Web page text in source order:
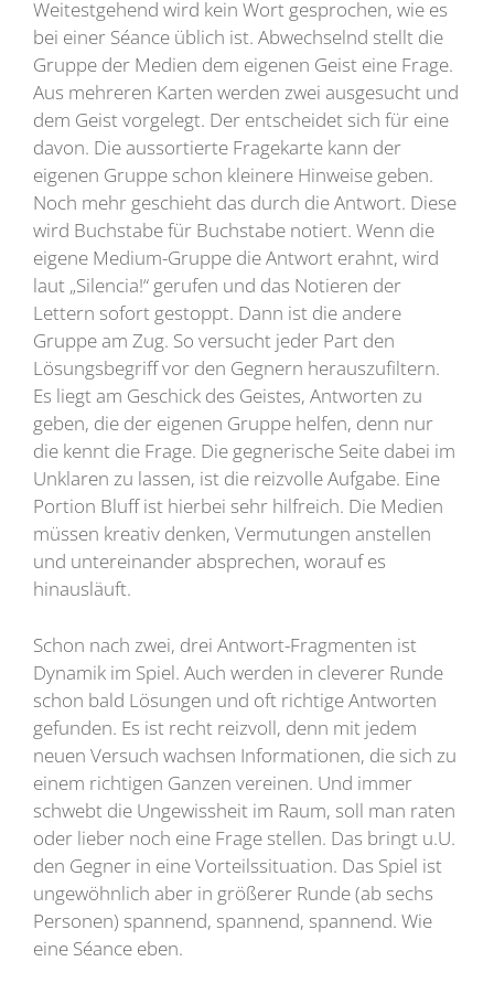
Weitestgehend wird kein Wort gesprochen, wie es
bei einer Séance üblich ist. Abwechselnd stellt die
Gruppe der Medien dem eigenen Geist eine Frage.
Aus mehreren Karten werden zwei ausgesucht und
dem Geist vorgelegt. Der entscheidet sich für eine
davon. Die aussortierte Fragekarte kann der
eigenen Gruppe schon kleinere Hinweise geben.
Noch mehr geschieht das durch die Antwort. Diese
wird Buchstabe für Buchstabe notiert. Wenn die
eigene Medium-Gruppe die Antwort erahnt, wird
laut „Silencia!“ gerufen und das Notieren der
Lettern sofort gestoppt. Dann ist die andere
Gruppe am Zug. So versucht jeder Part den
Lösungsbegriff vor den Gegnern herauszufiltern.
Es liegt am Geschick des Geistes, Antworten zu
geben, die der eigenen Gruppe helfen, denn nur
die kennt die Frage. Die gegnerische Seite dabei im
Unklaren zu lassen, ist die reizvolle Aufgabe. Eine
Portion Bluff ist hierbei sehr hilfreich. Die Medien
müssen kreativ denken, Vermutungen anstellen
und untereinander absprechen, worauf es
hinausläuft.
Schon nach zwei, drei Antwort-Fragmenten ist
Dynamik im Spiel. Auch werden in cleverer Runde
schon bald Lösungen und oft richtige Antworten
gefunden. Es ist recht reizvoll, denn mit jedem
neuen Versuch wachsen Informationen, die sich zu
einem richtigen Ganzen vereinen. Und immer
schwebt die Ungewissheit im Raum, soll man raten
oder lieber noch eine Frage stellen. Das bringt u.U.
den Gegner in eine Vorteilssituation. Das Spiel ist
ungewöhnlich aber in größerer Runde (ab sechs
Personen) spannend, spannend, spannend. Wie
eine Séance eben.